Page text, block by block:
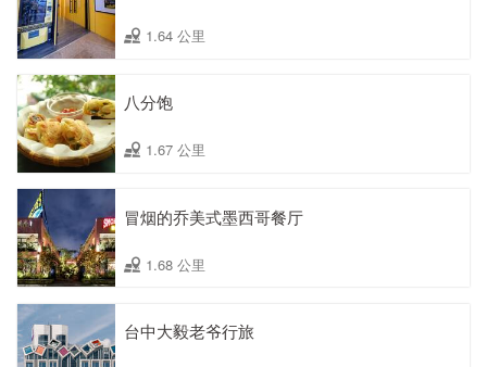
1.64 公里
八分饱
1.67 公里
冒烟的乔美式墨西哥餐厅
1.68 公里
台中大毅老爷行旅